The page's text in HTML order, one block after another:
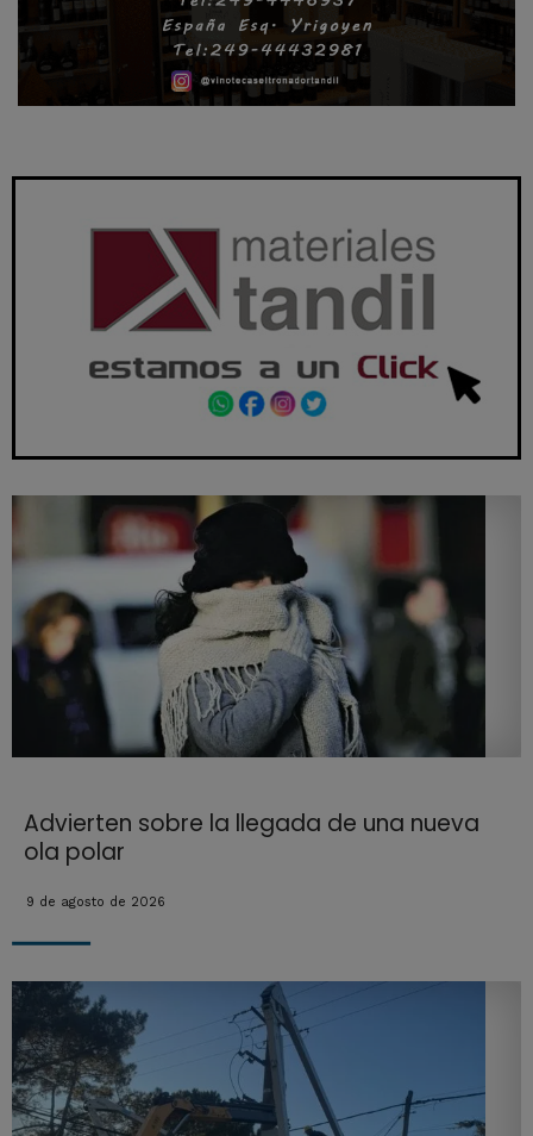
Advierten sobre la llegada de una nueva
ola polar
9 de agosto de 2026